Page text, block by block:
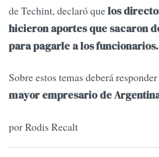
de Techint, declaró quelos
hicieron aportes que sacaron
para pagarle a los funcionarios.
Sobre estos temas deberá responder
mayor empresario de
por Rodis Recalt